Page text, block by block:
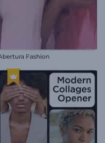
Fashion